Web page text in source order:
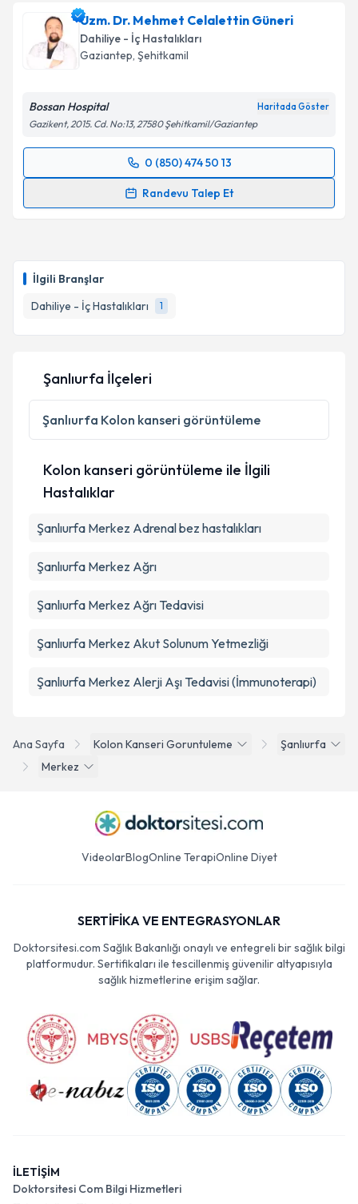
İlgili Branşlar
Dahiliye - İç Hastalıkları
1
Uzm. Dr. Mehmet Celalettin Güneri
Dahiliye - İç Hastalıkları
Gaziantep, Şehitkamil
Bossan Hospital Haritada Göster
Gazikent, 2015. Cd. No:13, 27580 Şehitkamil/Gaziantep
0 (850) 474 50 13
Randevu Talep Et
Randevu Takvimi Talebi
bilgilendireceğiz.
E-posta Adresiniz
Kişisel verilerimin işlenmesine ilişkin
Metni'ni okudum ve kişisel verilerimin belirtilen
kapsamda işlenmesini kabul ediyorum.
Takvim Talebini Gönder
Ana Sayfa Kolon Kanseri Goruntuleme
Şanlıurfa
Merkez
Şanlıurfa İlçeleri
Şanlıurfa Kolon kanseri görüntüleme
Kolon kanseri görüntüleme ile İlgili
Hastalıklar
Şanlıurfa Merkez Adrenal bez hastalıkları
Şanlıurfa Merkez Ağrı
Şanlıurfa Merkez Ağrı Tedavisi
Şanlıurfa Merkez Akut Solunum Yetmezliği
Şanlıurfa Merkez Alerji Aşı Tedavisi (İmmunoterapi)
VideolarBlogOnline TerapiOnline Diyet
SERTİFİKA VE ENTEGRASYONLAR
Doktorsitesi.com Sağlık Bakanlığı onaylı ve entegreli bir sağlık bilgi
platformudur. Sertifikaları ile tescillenmiş güvenilir altyapısıyla
sağlık hizmetlerine erişim sağlar.
İLETİŞİM
Doktorsitesi Com Bilgi Hizmetleri